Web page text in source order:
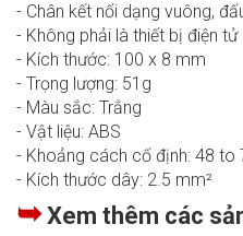
- Chân kết nối dạng vuông,
- Không phải là thiết bị điện tử
- Kích thước: 100 x 8 mm
- Trọng lượng: 51g
- Màu sắc: Trắng
- Vật liệu: ABS
- Khoảng cách cố định: 48 to
- Kích thước dây: 2.5 mm²
➥Xem thêm các